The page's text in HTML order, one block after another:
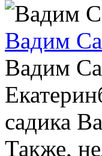
Вадим
Вадим
садика
Также,